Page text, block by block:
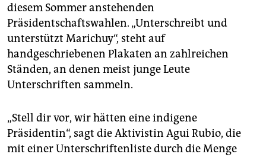
diesem Sommer anstehenden
Präsidentschaftswahlen. „Unterschreibt und
unterstützt Marichuy“, steht auf
handgeschriebenen Plakaten an zahlreichen
Ständen, an denen meist junge Leute
Unterschriften sammeln.
„Stell dir vor, wir hätten eine indigene
Präsidentin“, sagt die Aktivistin Agui Rubio, die
mit einer Unterschriftenliste durch die Menge